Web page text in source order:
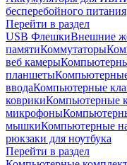
бесперебойного питания
Перейти в раздел
USB ФлешкиВнешние
памятиКоммутаторы
веб камеры
планшеты
вводаКомпьютерные
коврикиКомпьютерные
микрофоны
мышкиКомпьютерные
рюкзаки для ноутбука
Перейти в раздел